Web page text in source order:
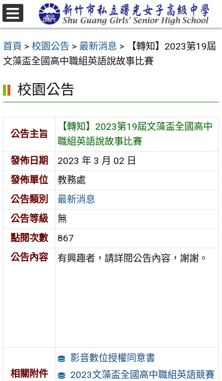
跳
至
要
內
區
首頁 > 校園公告 > 最新消息 >
【轉知】2023第19屆
文藻盃全國高中職組英語說故事比賽
校園公告
公告主旨
【轉知】2023第19屆文藻盃全國高中
職組英語說故事比賽
發佈日期
2023 年 3 月 02 日
發佈單位
教務處
公告類別
最新消息
公告等級
無
點閱次數
867
公告內容
有興趣者，請詳閱公告內容，謝謝。
相關附件
影音數位授權同意書
2023文藻盃全國高中職組英語競賽
選
單